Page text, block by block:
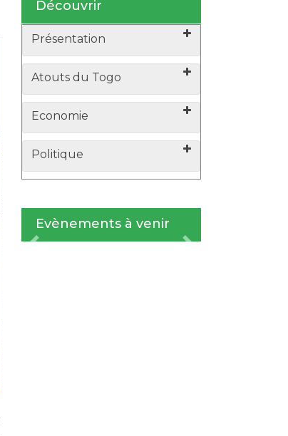
Découvrir
Présentation
Atouts du Togo
Economie
Politique
Evènements à venir